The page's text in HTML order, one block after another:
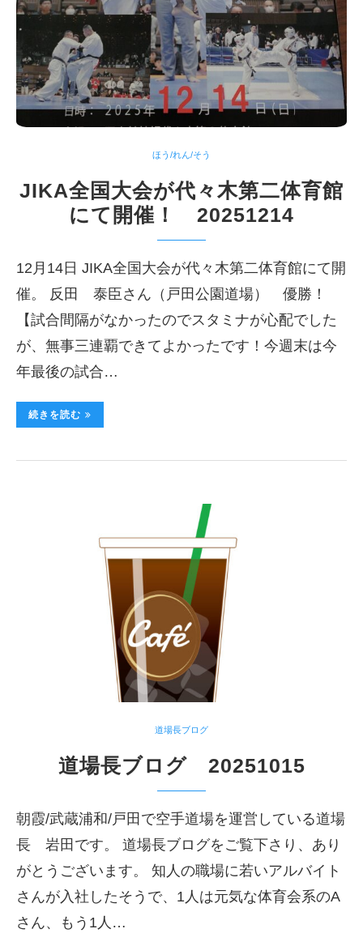
ほう/れん/そう
JIKA全国大会が代々木第二体育館
にて開催！ 20251214
12月14日 JIKA全国大会が代々木第二体育館にて開
催。 反田 泰臣さん（戸田公園道場） 優勝！
【試合間隔がなかったのでスタミナが心配でした
が、無事三連覇できてよかったです！今週末は今
年最後の試合…
続きを読む
道場長ブログ
道場長ブログ 20251015
朝霞/武蔵浦和/戸田で空手道場を運営している道場
長 岩田です。 道場長ブログをご覧下さり、あり
がとうございます。 知人の職場に若いアルバイト
さんが入社したそうで、1人は元気な体育会系のA
さん、もう1人…